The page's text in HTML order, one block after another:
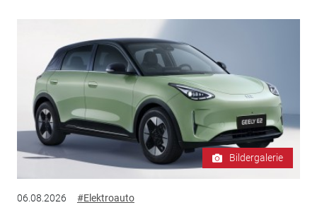
Bildergalerie
06.08.2026 #Elektroauto